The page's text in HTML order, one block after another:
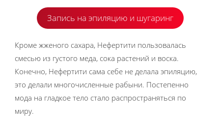
Запись на эпиляцию и шугаринг
Кроме жженого сахара, Нефертити пользовалась
смесью из густого меда, сока растений и воска.
Конечно, Нефертити сама себе не делала эпиляцию,
это делали многочисленные рабыни. Постепенно
мода на гладкое тело стало распространяться по
миру.